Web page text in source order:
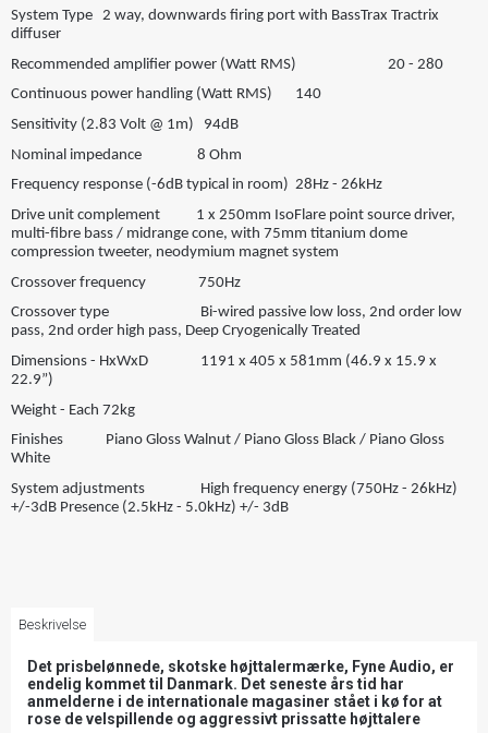
System Type 2 way, downwards firing port with BassTrax Tractrix
diffuser
Recommended amplifier power (Watt RMS) 20 - 280
Continuous power handling (Watt RMS) 140
Sensitivity (2.83 Volt @ 1m) 94dB
Nominal impedance 8 Ohm
Frequency response (-6dB typical in room) 28Hz - 26kHz
Drive unit complement 1 x 250mm IsoFlare point source driver,
multi-fibre bass / midrange cone, with 75mm titanium dome
compression tweeter, neodymium magnet system
Crossover frequency 750Hz
Crossover type Bi-wired passive low loss, 2nd order low
pass, 2nd order high pass, Deep Cryogenically Treated
Dimensions - HxWxD 1191 x 405 x 581mm (46.9 x 15.9 x
22.9”)
Weight - Each 72kg
Finishes Piano Gloss Walnut / Piano Gloss Black / Piano Gloss
White
System adjustments High frequency energy (750Hz - 26kHz)
+/-3dB Presence (2.5kHz - 5.0kHz) +/- 3dB
Beskrivelse
Det prisbelønnede, skotske højttalermærke, Fyne Audio, er
endelig kommet til Danmark. Det seneste års tid har
anmelderne i de internationale magasiner stået i kø for at
rose de velspillende og aggressivt prissatte højttalere